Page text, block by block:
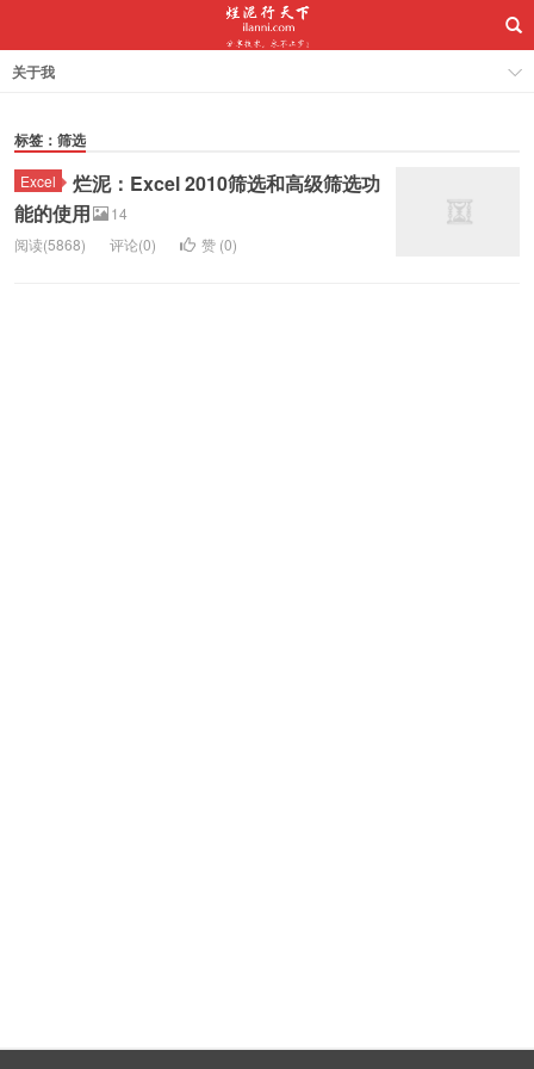
关于我
标签：筛选
Excel
烂泥：Excel 2010筛选和高级筛选功
能的使用
14
阅读(5868)
评论(0) 赞 (0)